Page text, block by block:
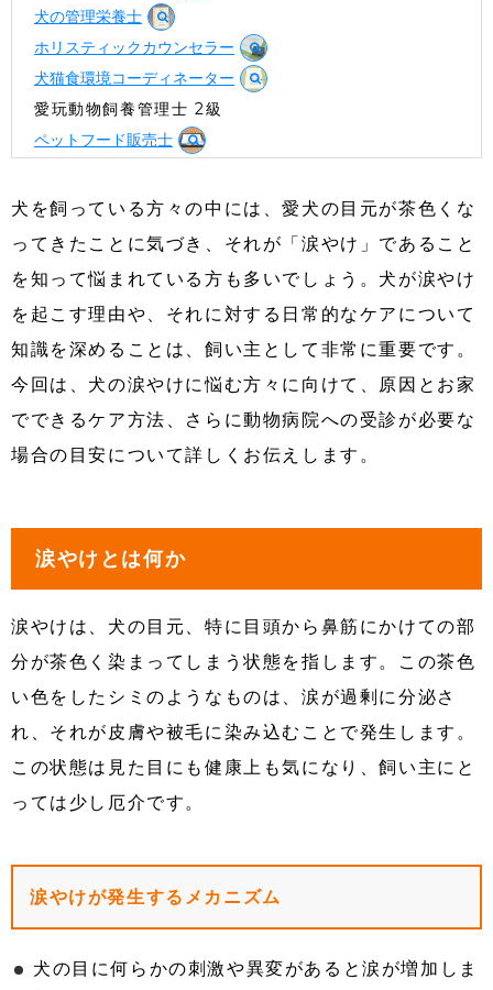
犬の管理栄養士
ホリスティックカウンセラー
犬猫食環境コーディネーター
愛玩動物飼養管理士 2級
ペットフード販売士
犬を飼っている方々の中には、愛犬の目元が茶色くな
ってきたことに気づき、それが「涙やけ」であること
を知って悩まれている方も多いでしょう。犬が涙やけ
を起こす理由や、それに対する日常的なケアについて
知識を深めることは、飼い主として非常に重要です。
今回は、犬の涙やけに悩む方々に向けて、原因とお家
でできるケア方法、さらに動物病院への受診が必要な
場合の目安について詳しくお伝えします。
涙やけとは何か
涙やけは、犬の目元、特に目頭から鼻筋にかけての部
分が茶色く染まってしまう状態を指します。この茶色
い色をしたシミのようなものは、涙が過剰に分泌さ
れ、それが皮膚や被毛に染み込むことで発生します。
この状態は見た目にも健康上も気になり、飼い主にと
っては少し厄介です。
涙やけが発生するメカニズム
犬の目に何らかの刺激や異変があると涙が増加しま